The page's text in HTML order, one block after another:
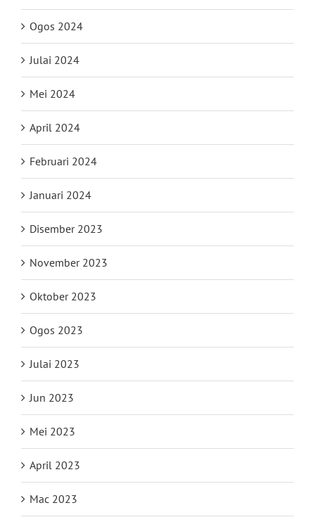
Ogos 2024
Julai 2024
Mei 2024
April 2024
Februari 2024
Januari 2024
Disember 2023
November 2023
Oktober 2023
Ogos 2023
Julai 2023
Jun 2023
Mei 2023
April 2023
Mac 2023